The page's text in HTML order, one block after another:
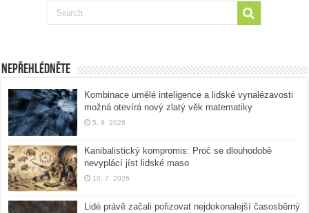
Nepřehlédněte
Kombinace umělé inteligence a lidské vynalézavosti
možná otevírá nový zlatý věk matematiky
5. 8. 2026
Kanibalistický kompromis: Proč se dlouhodobě
nevyplácí jíst lidské maso
10. 7. 2026
Lidé právě začali pořizovat nejdokonalejší časosběrný